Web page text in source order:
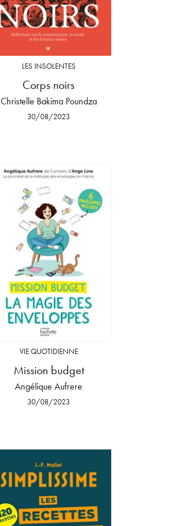
LES INSOLENTES
Corps noirs
Christelle Bakima Poundza
30/08/2023
VIE QUOTIDIENNE
Mission budget
Angélique Aufrere
30/08/2023